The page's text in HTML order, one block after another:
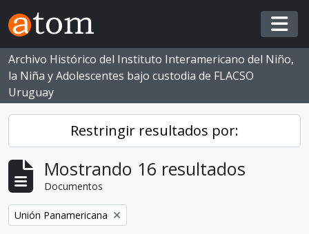
Skip to main content
Archivo Histórico del Instituto Interamericano del Niño,
la Niña y Adolescentes bajo custodia de FLACSO
Uruguay
Restringir resultados por:
Mostrando 16 resultados
Documentos
Eliminar filtro:
Unión Panamericana